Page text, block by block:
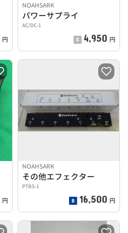
円
NOAHSARK
パワーサプライ
AC/DC-1
4,950 円
円
NOAHSARK
その他エフェクター
PTBS-1
16,500 円